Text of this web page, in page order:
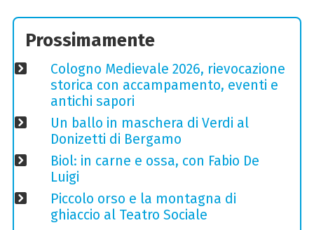
Prossimamente
Cologno Medievale 2026, rievocazione
storica con accampamento, eventi e
antichi sapori
Un ballo in maschera di Verdi al
Donizetti di Bergamo
Biol: in carne e ossa, con Fabio De
Luigi
Piccolo orso e la montagna di
ghiaccio al Teatro Sociale